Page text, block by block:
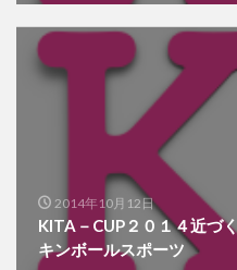
2014年10月12日
KITA－CUP２０１４近づ
キンボールスポーツ